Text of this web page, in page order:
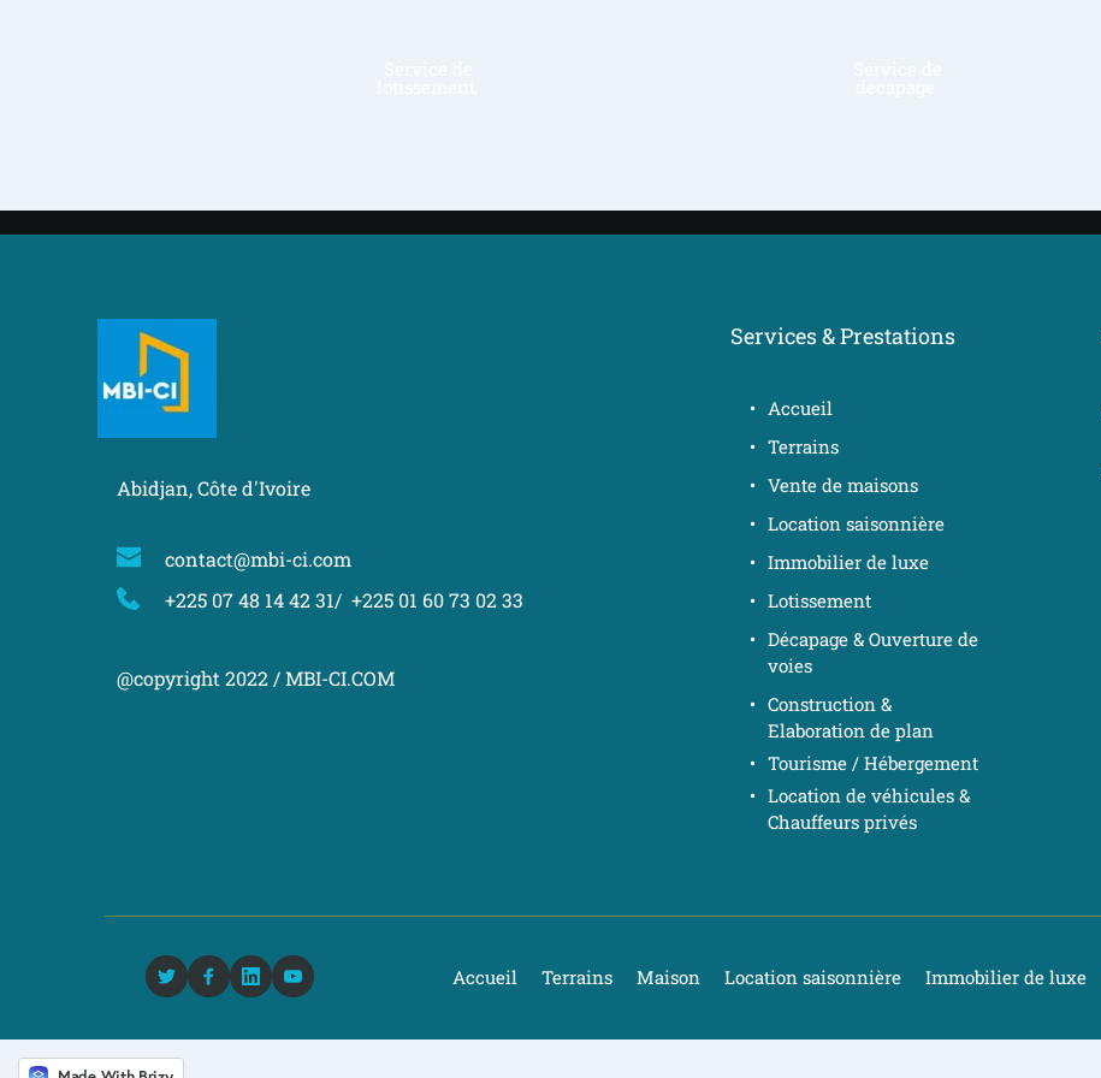
Abidjan, Côte d'Ivoire
contact@mbi-ci.com
+225 07 48 14 42 31/  +225 01 60 73 02 33
@copyright 2022 / MBI-CI.COM
Services & Prestations
Accueil
Terrains
Vente de maisons
Location saisonnière
Immobilier de luxe
Lotissement
Décapage & Ouverture de
voies
Construction &
Elaboration de plan
Tourisme / Hébergement
Location de véhicules &
Chauffeurs privés
Accueil Terrains Maison Location saisonnière Immobilier de luxe